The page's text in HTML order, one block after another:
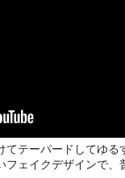
てテーパードしてゆ
ェイクデザインで